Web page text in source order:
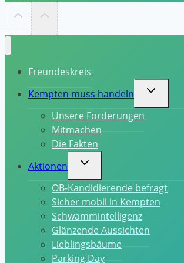
Freundeskreis
Kempten muss handeln
Untermenü
umschalten
Unsere Forderungen
Mitmachen
Die Fakten
Aktionen
Untermenü
umschalten
OB-Kandidierende befragt
Sicher mobil in Kempten
Schwammintelligenz
Glänzende Aussichten
Lieblingsbäume
Parking Day